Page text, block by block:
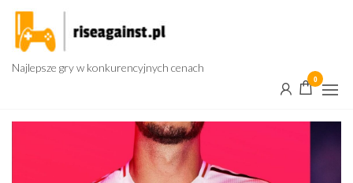
Przejdź
treści
Najlepsze gry w konkurencyjnych cenach
0